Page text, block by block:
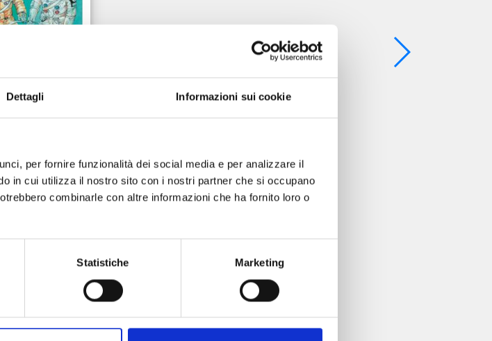
Dettagli Informazioni sui cookie
per fornire funzionalità dei social media e per analizzare il
in cui utilizza il nostro sito con i nostri partner che si occupano
combinarle con altre informazioni che ha fornito loro o
Statistiche Marketing
NELLO SPAZIO n. 43
07/2024
tutto